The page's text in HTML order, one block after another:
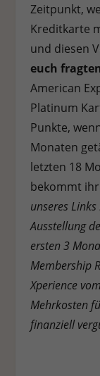
Zeitpunkt,
Kreditkarte
und diesen
euch
American
Platinum
Punkte,
Monaten
letzten 18
bekommt
unseres
Ausstellung
ersten 3
Membership
Xperience
Mehrkosten
finanziell